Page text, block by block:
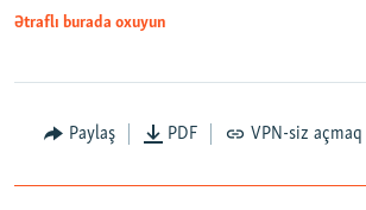
Ətraflı burada oxuyun
Paylaş PDF VPN-siz açmaq